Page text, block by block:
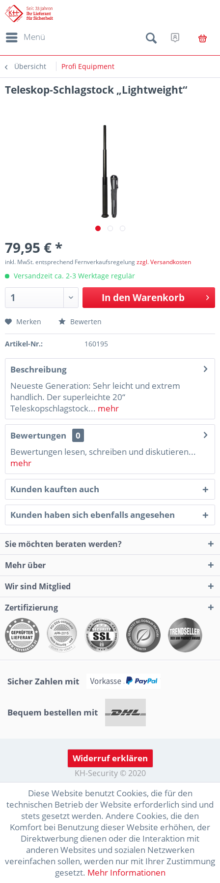
Menü
Übersicht Profi Equipment
Teleskop-Schlagstock „Lightweight“
79,95 € *
inkl. MwSt. entsprechend Fernverkaufsregelungzzgl. Versandkosten
Versandzeit ca. 2-3 Werktage regulär
In den Warenkorb
Merken Bewerten
Artikel-Nr.: 160195
Beschreibung
Neueste Generation: Sehr leicht und extrem
handlich. Der superleichte 20“
Teleskopschlagstock... mehr
Bewertungen
0
Bewertungen lesen, schreiben und diskutieren...
mehr
Kunden kauften auch
Kunden haben sich ebenfalls angesehen
Sie möchten beraten werden?
Mehr über
Wir sind Mitglied
Zertifizierung
Sicher Zahlen mit
Bequem bestellen mit
Widerruf erklären
KH-Security © 2020
Diese Website benutzt Cookies, die für den
technischen Betrieb der Website erforderlich sind und
stets gesetzt werden. Andere Cookies, die den
Komfort bei Benutzung dieser Website erhöhen, der
Direktwerbung dienen oder die Interaktion mit
anderen Websites und sozialen Netzwerken
vereinfachen sollen, werden nur mit Ihrer Zustimmung
gesetzt. Mehr Informationen